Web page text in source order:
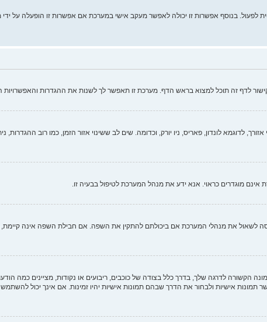
לפעול. בנוסף אפשרות זו יכולה לאפשר מעקב אישי במערכת אם אפשרות זו הופעלה על
לדף זה תוכל למצוא בראש הדף. מערכת זו תאפשר לך לשנות את ההגדרות והאפשרויות
לדוגמא לונדון, פאריס, ניו יורק, וכדומה. שים לב ששינוי אזור הזמן, כמו רוב
אינם מוגדרים כראוי. אנא ידע את מנהל המערכת לטיפול בבעיה זו.
את מנהלי המערכת אם ביכולתם להתקין את השפה. אם חבילת השפה אינה קיימת,
הקשורה לדרגה שלך, בדרך כלל בצודה של כוכבים, ריבועים או נקודות, מציינים כמה
אישיות ולבחור את הדרך שבהם תמונות אישיות יהיו זמינות. אם אינך יכול